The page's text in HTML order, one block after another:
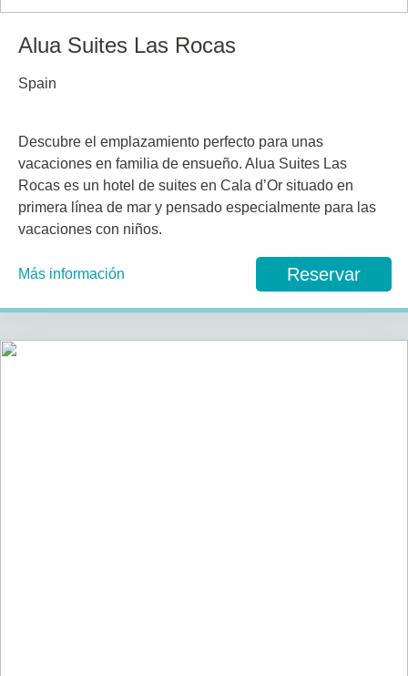
Alua Suites Las Rocas
Spain
Descubre el emplazamiento perfecto para unas
vacaciones en familia de ensueño. Alua Suites Las
Rocas es un hotel de suites en Cala d’Or situado en
primera línea de mar y pensado especialmente para las
vacaciones con niños.
Más información Reservar